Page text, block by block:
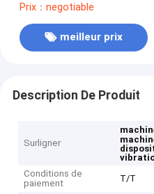
Prix：negotiable
meilleur prix
Description De Produit
Surligner
Conditions de
paiement
T/T